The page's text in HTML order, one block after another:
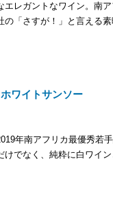
エレガントなワイン。南ア
の「さすが！」と言える
ワイトサンソー
年南アフリカ最優秀若
でなく、純粋に白ワイン